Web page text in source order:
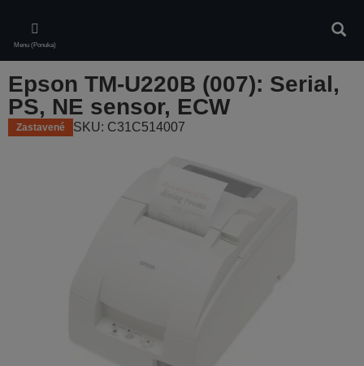
main
content
Menu (Ponuka)
Epson TM-U220B (007): Serial,
PS, NE sensor, ECW
Zastavené SKU: C31C514007